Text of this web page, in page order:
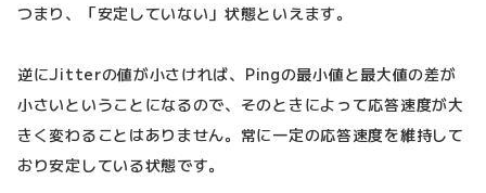
つまり、「安定していない」状態といえます。
逆にJitterの値が小さければ、Pingの最小値と最大値の差が
小さいということになるので、そのときによって応答速度が大
きく変わることはありません。常に一定の応答速度を維持して
おり安定している状態です。